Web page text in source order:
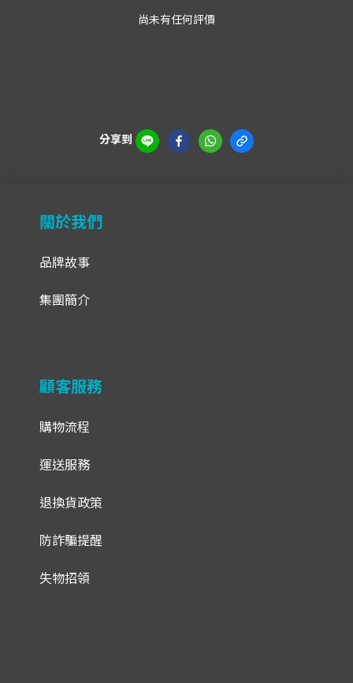
尚未有任何評價
分享到
關於我們
品牌故事
集團簡介
顧客服務
購物流程
運送服務
退換貨政策
防詐騙提醒
失物招領